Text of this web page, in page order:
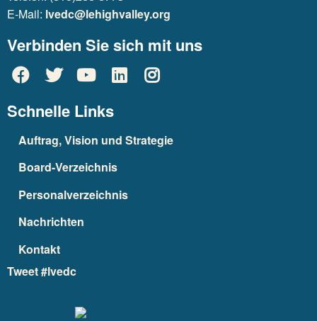
E-Mail: lvedc@lehighvalley.org
Verbinden Sie sich mit uns
Schnelle Links
Auftrag, Vision und Strategie
Board-Verzeichnis
Personalverzeichnis
Nachrichten
Kontakt
Tweet #lvedc